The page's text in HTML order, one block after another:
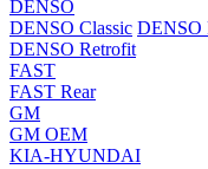
DENSO
DENSO Classic DENSO
DENSO Retrofit
FAST
FAST Rear
GM
GM OEM
KIA-HYUNDAI